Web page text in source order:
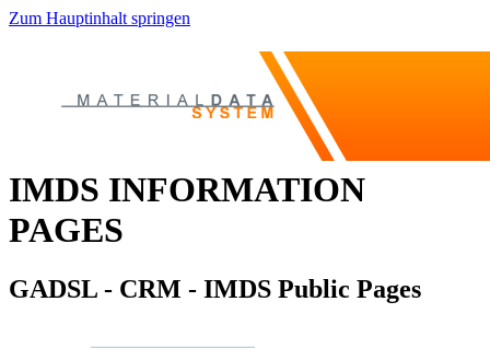
Zum Hauptinhalt springen
IMDS INFORMATION
PAGES
GADSL - CRM - IMDS Public Pages